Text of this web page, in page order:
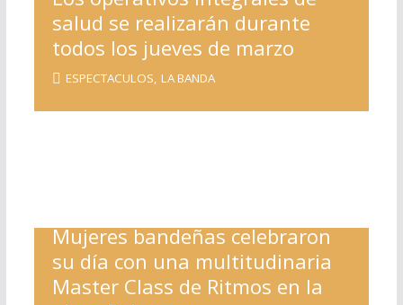
salud se realizarán durante
todos los jueves de marzo
ESPECTACULOS LA BANDA
Mujeres bandeñas celebraron
su día con una multitudinaria
Master Class de Ritmos en la